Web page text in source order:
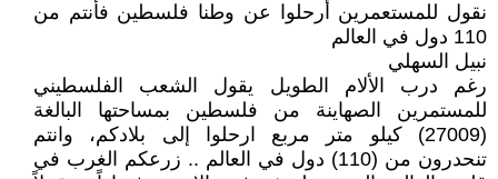
نقول للمستعمرين أرحلوا عن وطنا فلسطين فأنتم من
110 دول في العالم
نبيل السهلي
رغم درب الألام الطويل يقول الشعب الفلسطيني
للمستمرين الصهاينة من فلسطين بمساحتها البالغة
(27009) كيلو متر مربع ارحلوا إلى بلادكم، وانتم
تنحدرون من (110) دول في العالم .. زرعكم الغرب في